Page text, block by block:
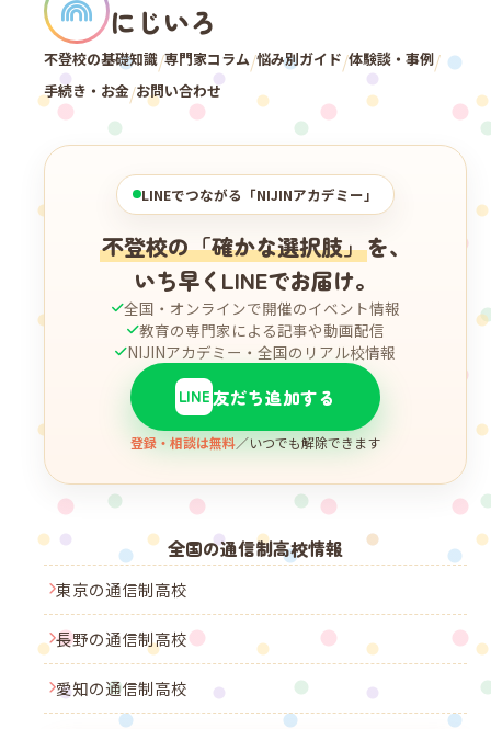
にじいろ
不登校の基礎知識/専門家コラム/悩み別ガイド/体験談・事例/
手続き・お金/お問い合わせ
LINEでつながる「NIJINアカデミー」
不登校の「確かな選択肢」を、
いち早くLINEでお届け。
全国・オンラインで開催のイベント情報
教育の専門家による記事や動画配信
NIJINアカデミー・全国のリアル校情報
LINE 友だち追加する
登録・相談は無料／いつでも解除できます
全国の通信制高校情報
東京の通信制高校
長野の通信制高校
愛知の通信制高校